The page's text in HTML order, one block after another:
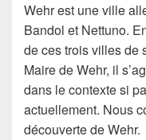
Wehr est une ville
Bandol et Nettuno.
de ces trois villes de
Maire de Wehr, il
dans le contexte si
actuellement. Nous
découverte de Wehr.